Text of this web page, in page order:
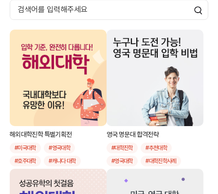
해외대학진학 특별기획전
#미국대학
#영국대학
#호주대학
#캐나다 대학
#패스웨이
#신입
영국 명문대 합격전략
#대학진학
#추천대학
#영국대학
#대학진학사례